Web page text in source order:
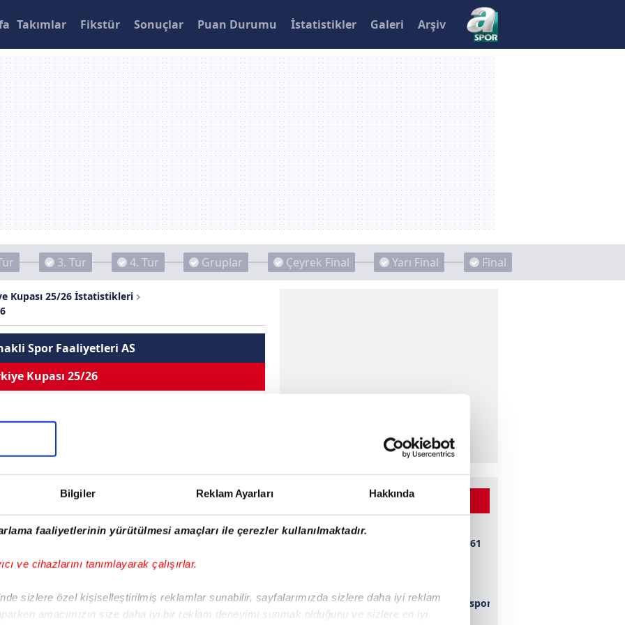
Bilgiler Reklam Ayarları Hakkında
faaliyetlerinin yürütülmesi amaçları ile çerezler kullanılmaktadır.
ve cihazlarını tanımlayarak çalışırlar.
sizlere özel kişiselleştirilmiş reklamlar sunabilir, sayfalarımızda sizlere daha iyi reklam
amacımızın size daha iyi bir reklam deneyimi sunmak olduğunu ve sizlere en iyi
Takımlar Fikstür Sonuçlar Puan Durumu İstatistikler Galeri Arşiv
3. Tur 4. Tur Gruplar Çeyrek Final Yarı Final Final
Kupası 25/26 İstatistikleri
Spor Faaliyetleri AS
Kupası 25/26
0 0
Oynama
0
İlk 11
Sarı Kart 0
Çift Kart 0
Kırmızı Kart 0
EN BEĞENİLEN VİDEOLAR
Bursaspor 1-0 1461
Kahramanmaraşspor
2-0 Konyaspor